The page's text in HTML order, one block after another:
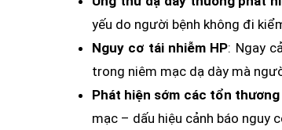
yếu do người bệnh không đi
Nguy cơ tái nhiễm HP: Ngay
trong niêm mạc dạ dày mà
Phát hiện sớm các tổn
mạc – dấu hiệu cảnh báo nguy